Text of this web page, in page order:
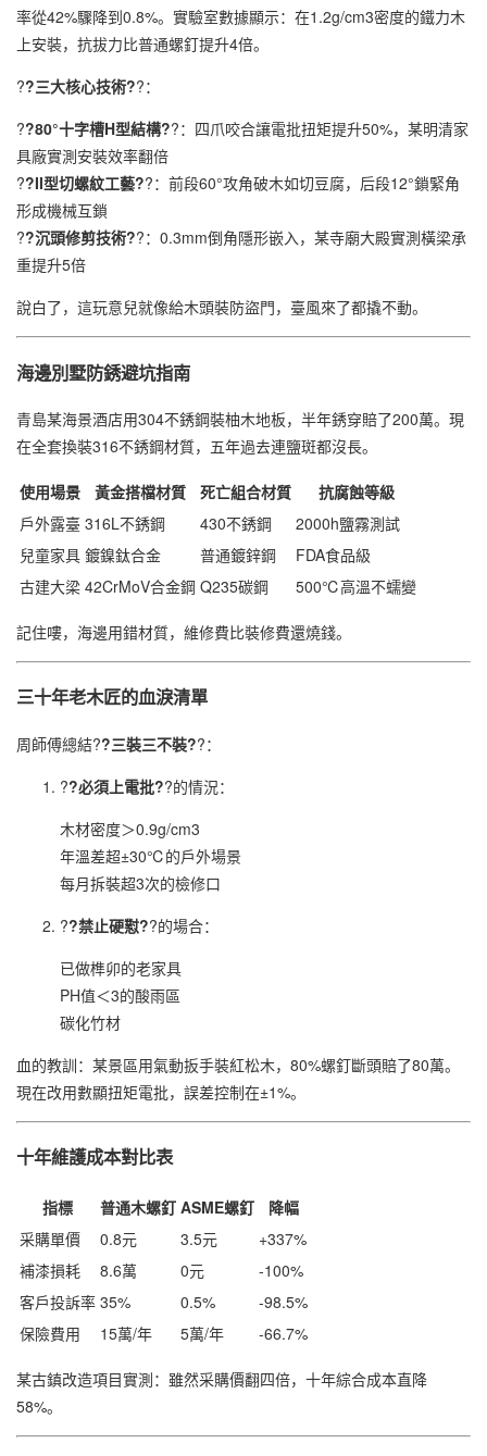
率從42%驟降到0.8%。實驗室數據顯示：在1.2g/cm3密度的鐵力木
上安裝，抗拔力比普通螺釘提升4倍。
??三大核心技術??：
??80°十字槽H型結構??：四爪咬合讓電批扭矩提升50%，某明清家
具廠實測安裝效率翻倍
??II型切螺紋工藝??：前段60°攻角破木如切豆腐，后段12°鎖緊角
形成機械互鎖
??沉頭修剪技術??：0.3mm倒角隱形嵌入，某寺廟大殿實測橫梁承
重提升5倍
說白了，這玩意兒就像給木頭裝防盜門，臺風來了都撬不動。
海邊別墅防銹避坑指南
青島某海景酒店用304不銹鋼裝柚木地板，半年銹穿賠了200萬。現
在全套換裝316不銹鋼材質，五年過去連鹽斑都沒長。
使用場景 黃金搭檔材質 死亡組合材質
抗腐蝕等級
戶外露臺 316L不銹鋼 430不銹鋼
2000h鹽霧測試
兒童家具 鍍鎳鈦合金 普通鍍鋅鋼
FDA食品級
古建大梁 42CrMoV合金鋼 Q235碳鋼 500℃高溫不蠕變
記住嘍，海邊用錯材質，維修費比裝修費還燒錢。
三十年老木匠的血淚清單
周師傅總結??三裝三不裝??：
??必須上電批??的情況：
木材密度＞0.9g/cm3
年溫差超±30℃的戶外場景
每月拆裝超3次的檢修口
??禁止硬懟??的場合：
已做榫卯的老家具
PH值＜3的酸雨區
碳化竹材
血的教訓：某景區用氣動扳手裝紅松木，80%螺釘斷頭賠了80萬。
現在改用數顯扭矩電批，誤差控制在±1%。
十年維護成本對比表
指標 普通木螺釘 ASME螺釘
降幅
采購單價
0.8元 3.5元
+337%
補漆損耗
8.6萬 0元
-100%
客戶投訴率 35% 0.5%
-98.5%
保險費用
15萬/年 5萬/年 -66.7%
某古鎮改造項目實測：雖然采購價翻四倍，十年綜合成本直降
58%。